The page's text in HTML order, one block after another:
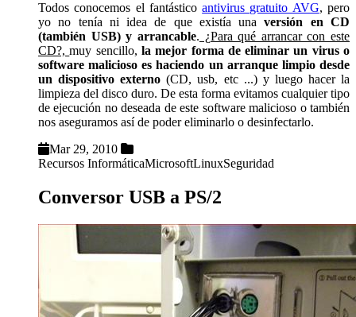
Todos conocemos el fantásticoantivirus gratuito AVG, pero
yo no tenía ni idea de que existía una versión en CD
(también USB) y arrancable. ¿Para qué arrancar con este
CD?,muy sencillo, la mejor forma de eliminar un virus o
software malicioso es haciendo un arranque limpio desde
un dispositivo externo (CD, usb, etc ...) y luego hacer la
limpieza del disco duro. De esta forma evitamos cualquier tipo
de ejecución no deseada de este software malicioso o también
nos aseguramos así de poder eliminarlo o desinfectarlo.
Mar 29, 2010
Recursos InformáticaMicrosoftLinuxSeguridad
Conversor USB a PS/2